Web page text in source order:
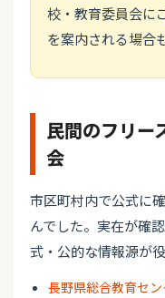
校・教育委員会に
を案内される場合
民間のフリー
会
市区町村内で公式に
んでした。実在が確
式・公的な情報源が役
長野県総合教育セ